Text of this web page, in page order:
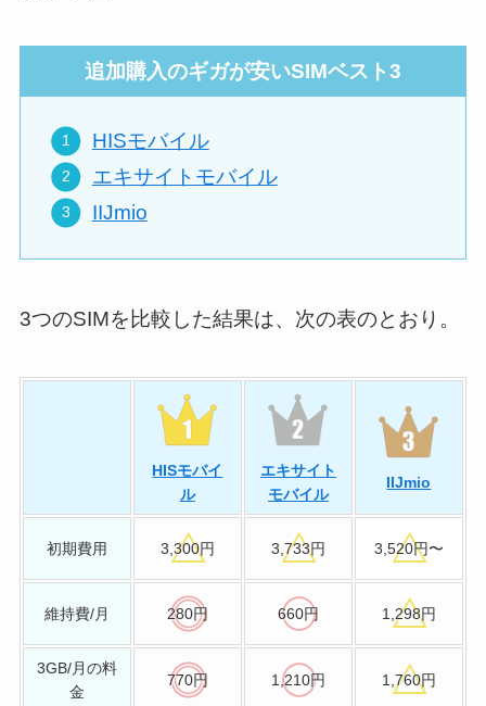
追加購入のギガが安いSIMベスト3
HISモバイル
エキサイトモバイル
IIJmio
3つのSIMを比較した結果は、次の表のとおり。
HISモバイ
ル
エキサイト
モバイル
IIJmio
初期費用 3,300円 3,733円 3,520円〜
維持費/月 280円 660円 1,298円
3GB/月の料
金
770円 1,210円 1,760円